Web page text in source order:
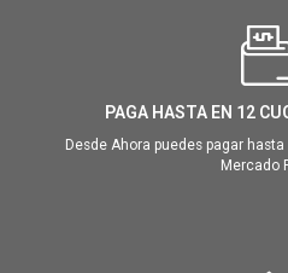
PAGA HASTA EN 12
Desde Ahora puedes pagar
Mercado